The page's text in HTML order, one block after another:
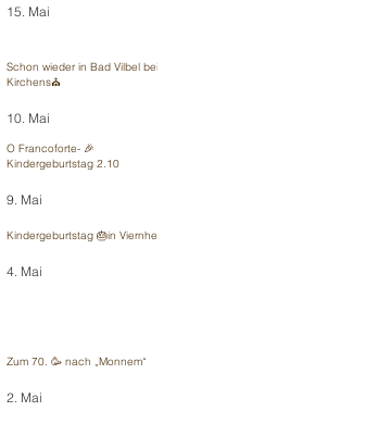
15. Mai
Schon wieder in Bad Vilbel bei
Kirchens⛪️
10. Mai
O Francoforte- 🎉
Kindergeburtstag 2.10
9. Mai
Kindergeburtstag 🎂in Viernheim
4. Mai
Zum 70. 🥳 nach „Monnem“
2. Mai